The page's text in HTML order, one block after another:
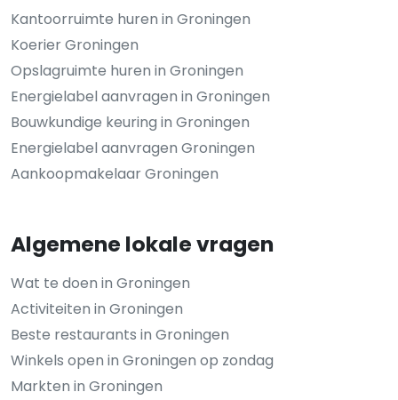
Kantoorruimte huren in Groningen
Koerier Groningen
Opslagruimte huren in Groningen
Energielabel aanvragen in Groningen
Bouwkundige keuring in Groningen
Energielabel aanvragen Groningen
Aankoopmakelaar Groningen
Algemene lokale vragen
Wat te doen in Groningen
Activiteiten in Groningen
Beste restaurants in Groningen
Winkels open in Groningen op zondag
Markten in Groningen